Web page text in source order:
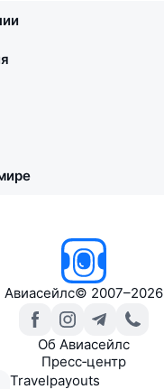
Авиасейлс© 2007–2026
Об Авиасейлс
Пресс‑центр
Travelpayouts